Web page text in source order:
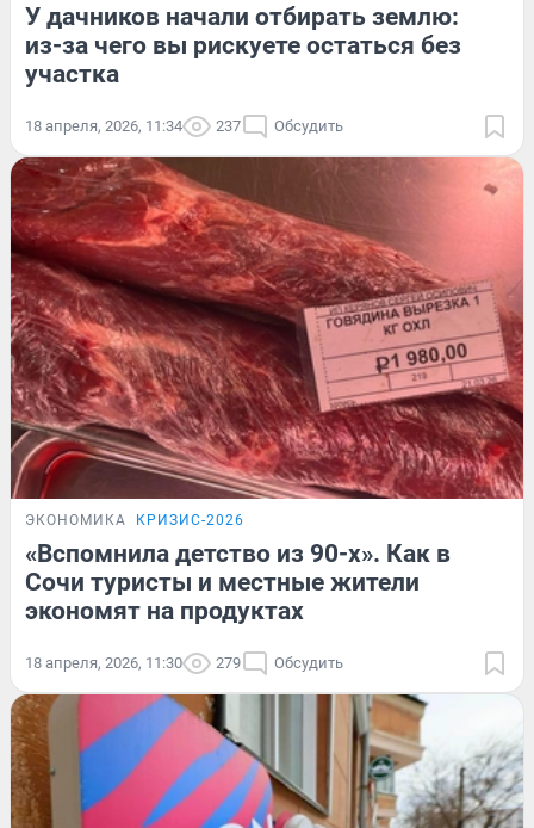
У дачников начали отбирать землю:
из-за чего вы рискуете остаться без
участка
18 апреля, 2026, 11:34 237 Обсудить
ЭКОНОМИКА КРИЗИС-2026
«Вспомнила детство из 90-х». Как в
Сочи туристы и местные жители
экономят на продуктах
18 апреля, 2026, 11:30 279 Обсудить